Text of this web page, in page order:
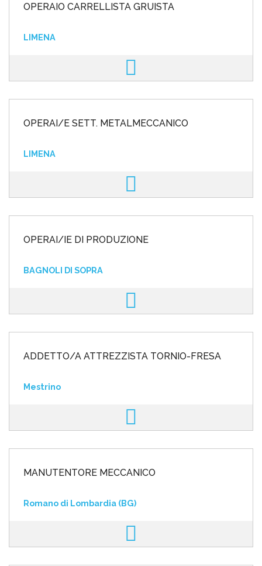
OPERAIO CARRELLISTA GRUISTA
LIMENA
OPERAI/E SETT. METALMECCANICO
LIMENA
OPERAI/IE DI PRODUZIONE
BAGNOLI DI SOPRA
ADDETTO/A ATTREZZISTA TORNIO-FRESA
Mestrino
MANUTENTORE MECCANICO
Romano di Lombardia (BG)